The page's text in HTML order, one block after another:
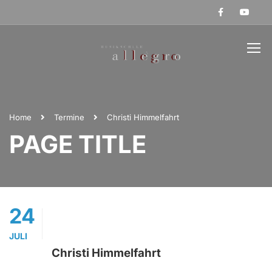
Home Termine Christi Himmelfahrt
PAGE TITLE
24
JULI
Christi Himmelfahrt